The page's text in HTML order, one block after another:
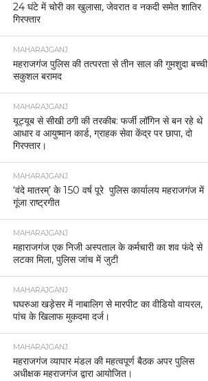
24 घंटे में चोरी का खुलासा, जेवरात व नकदी समेत शातिर
गिरफ्तार
MAHARAJGANJ
महराजगंज पुलिस की तत्परता से तीन साल की गुमशुदा बच्ची
सकुशल बरामद
MAHARAJGANJ
यूट्यूब से सीखी ठगी की तरकीब: फर्जी लॉगिन से बन रहे थे
आधार व आयुष्मान कार्ड, ग्राहक सेवा केंद्र पर छापा, दो
गिरफ्तार।
MAHARAJGANJ
‘वंदे मातरम्’ के 150 वर्ष पूरे पुलिस कार्यालय महराजगंज में
गूंजा राष्ट्रगीत
MAHARAJGANJ
महाराजगंज एक निजी अस्पताल के कर्मचारी का शव फंदे से
लटका मिला, पुलिस जांच में जुटी
MAHARAJGANJ
घघरुआ खड़ेसर में नाबालिग से मारपीट का वीडियो वायरल,
पांच के खिलाफ मुकदमा दर्ज।
MAHARAJGANJ
महराजगंज व्यापार मंडल की महत्वपूर्ण बैठक अपर पुलिस
अधीक्षक महराजगंज द्वारा आयोजित।